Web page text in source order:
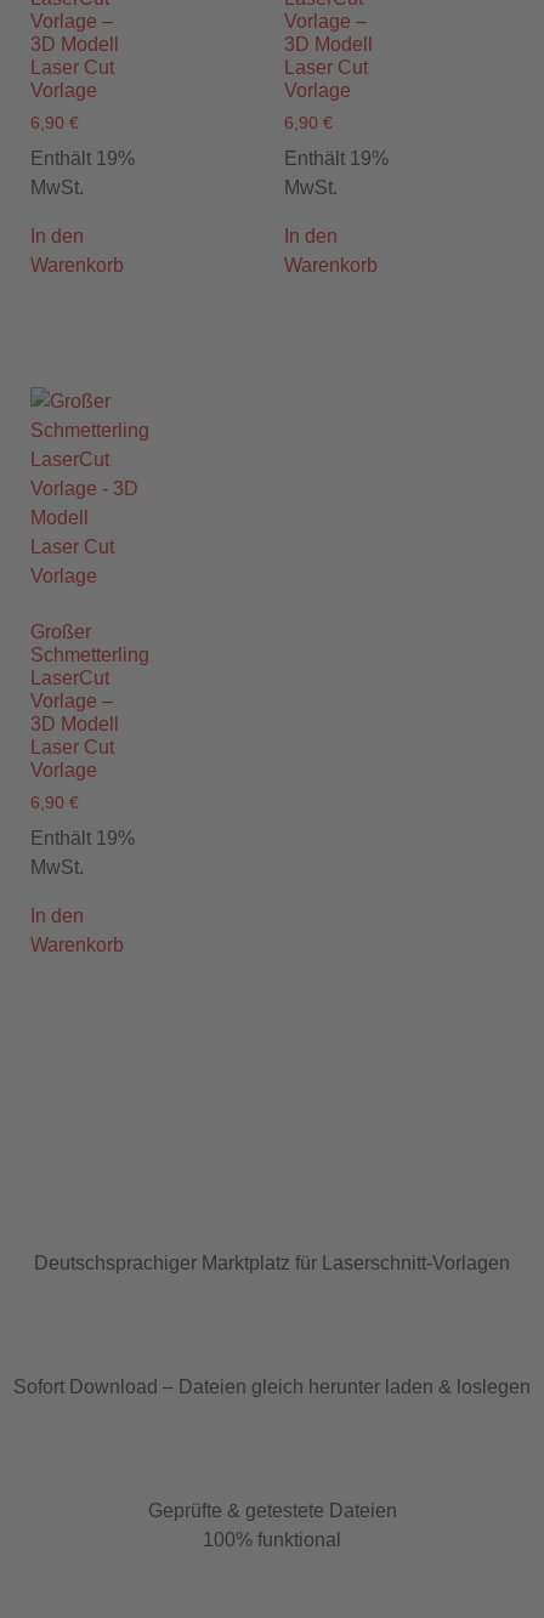
Vorlage –
3D Modell
Laser Cut
Vorlage
6,90 €
Enthält 19%
MwSt.
In den
Warenkorb
Vorlage –
3D Modell
Laser Cut
Vorlage
6,90 €
Enthält 19%
MwSt.
In den
Warenkorb
Großer
Schmetterling
LaserCut
Vorlage –
3D Modell
Laser Cut
Vorlage
6,90 €
Enthält 19%
MwSt.
In den
Warenkorb
Deutschsprachiger Marktplatz für Laserschnitt-Vorlagen
Sofort Download – Dateien gleich herunter laden & loslegen
Geprüfte & getestete Dateien
100% funktional